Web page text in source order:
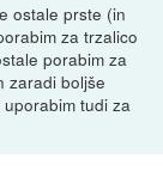
ostale prste (in
za trzalico
porabim za
zaradi boljše
tudi za